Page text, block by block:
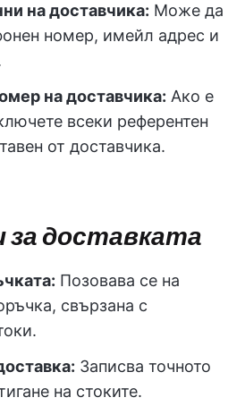
на доставчика: Може да
номер, имейл адрес и
на доставчика: Ако е
всеки референтен
от доставчика.
доставката
Позовава се на
свързана с
Записва точното
на стоките.